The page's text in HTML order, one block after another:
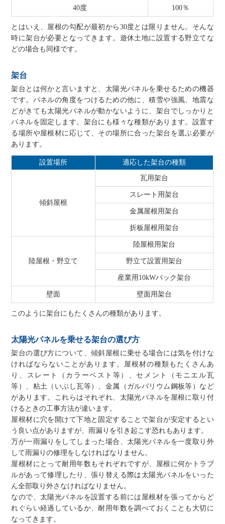
40度 100％
とはいえ、屋根の勾配が最初から30度とは限りません。そんな
時に架台が必要となってきます。遊休土地に設置する野立てな
どの場合も同様です。
架台
架台とは何かと言いますと、太陽光パネルを乗せるための機器
です。パネルの角度をつけるための他に、積雪や強風、地震な
どがきても太陽光パネルが動かないように、架台でしっかりと
パネルを固定します。架台にも様々な種類があります。設置す
る場所や屋根材に応じて、その場所に合った架台を選ぶ必要が
あります。
設置場所 適応した架台の種類
傾斜屋根
瓦用架台
スレート用架台
金属屋根用架台
折板屋根用架台
陸屋根・野立て
陸屋根用架台
野立て設置用架台
産業用10kWパック架台
壁面 壁面用架台
このように架台にもたくさんの種類があります。
太陽光パネルを乗せる架台の選び方
架台の選び方について、傾斜屋根に乗せる場合には気を付けな
ければならないことがあります。屋根材の種類もたくさんあ
り、スレート（カラーベスト等）、セメント（モニエル瓦
等）、粘土（いぶし瓦等）、金属（ガルバリウム鋼板等）など
があります。これらはそれぞれ、太陽光パネルを屋根に取り付
けるときの工事方法が違います。
屋根材に穴を開けて下地と固定することで架台が安定するとい
う良い点がありますが、雨漏りを引き起こす恐れもあります。
万が一雨漏りをしてしまった場合、太陽光パネルを一度取り外
して雨漏りの修理をしなければなりません。
屋根材にとって耐用年数もそれぞれですが、屋根に何かトラブ
ルがあって修理したり、張り替える際は太陽光パネルをいった
ん全部取り外さなければなりません。
なので、太陽光パネルを設置する前には屋根材を張ってからど
れぐらい経過しているか、耐用年数を調べておくことも大切に
なってきます。